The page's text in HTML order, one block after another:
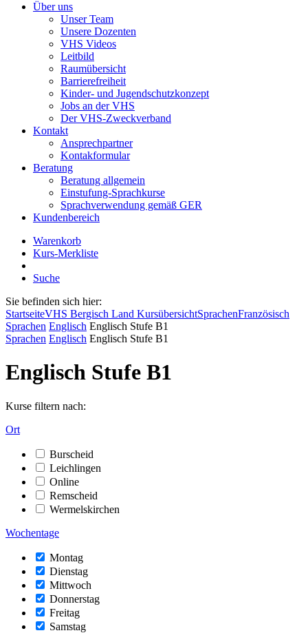
Über uns
Unser Team
Unsere Dozenten
VHS Videos
Leitbild
Raumübersicht
Barrierefreiheit
Kinder- und Jugendschutzkonzept
Jobs an der VHS
Der VHS-Zweckverband
Kontakt
Ansprechpartner
Kontakformular
Beratung
Beratung allgemein
Einstufung-Sprachkurse
Sprachverwendung gemäß GER
Kundenbereich
Warenkorb
Kurs-Merkliste
Suche
Sie befinden sich hier:
StartseiteVHS Bergisch Land KursübersichtSprachenFranzösisch
Sprachen Englisch Englisch Stufe B1
Sprachen Englisch Englisch Stufe B1
Englisch Stufe B1
Kurse filtern nach:
Ort
Burscheid
Leichlingen
Online
Remscheid
Wermelskirchen
Wochentage
Montag
Dienstag
Mittwoch
Donnerstag
Freitag
Samstag